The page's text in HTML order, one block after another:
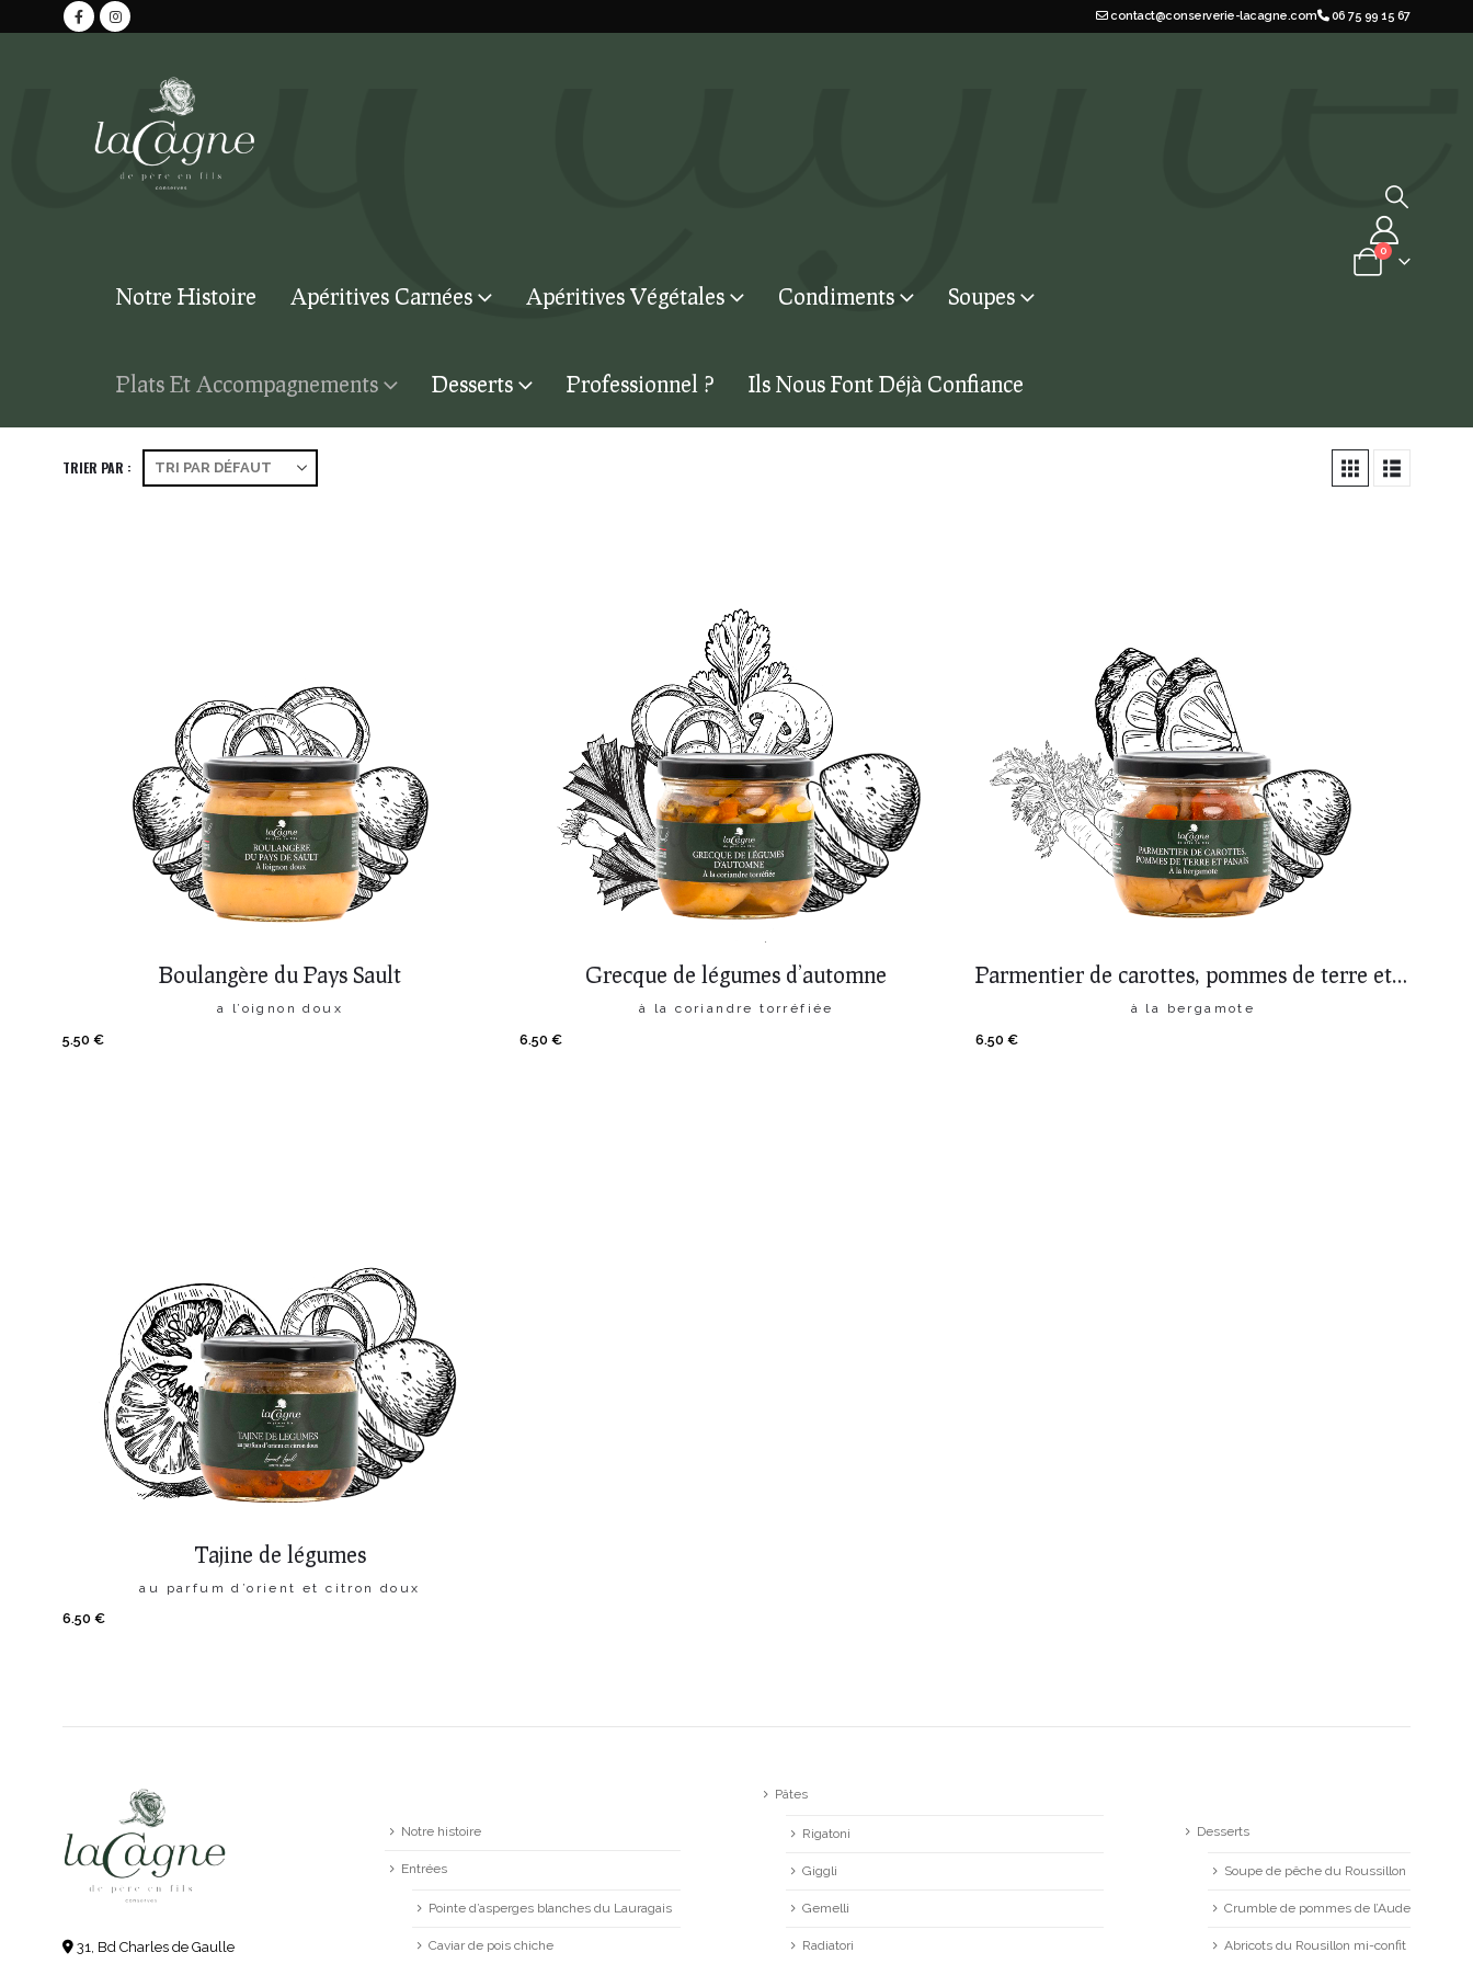
contact@conserverie-lacagne.com 06 75 99 15 67
Notre Histoire Apéritives Carnées Apéritives Végétales Condiments Soupes
Plats Et Accompagnements Desserts Professionnel ? Ils Nous Font Déjà Confiance
0
TRIER PAR :
Boulangère du Pays Sault
a l’oignon doux
5.50€
Grecque de légumes d’automne
à la coriandre torréfiée
6.50 €
Parmentier de carottes, pommes de terre et panais
à la bergamote
6.50€
Tajine de légumes
au parfum d’orient et citron doux
6.50€
31, Bd Charles de Gaulle
Notre histoire
Entrées
Pointe d’asperges blanches du Lauragais
Caviar de pois chiche
Pâtes
Rigatoni
Giggli
Gemelli
Radiatori
Desserts
Soupe de pêche du Roussillon
Crumble de pommes de l’Aude
Abricots du Rousillon mi-confit